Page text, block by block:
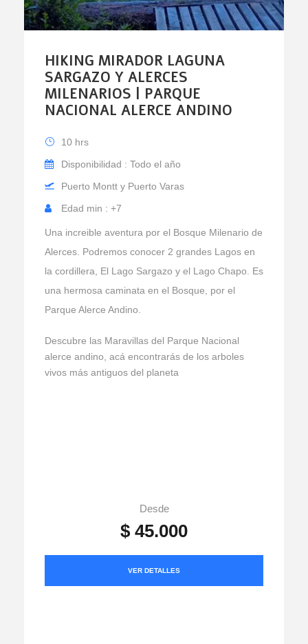
HIKING MIRADOR LAGUNA
SARGAZO Y ALERCES
MILENARIOS | PARQUE
NACIONAL ALERCE ANDINO
10 hrs
Disponibilidad : Todo el año
Puerto Montt y Puerto Varas
Edad min : +7
Una increible aventura por el Bosque Milenario de
Alerces. Podremos conocer 2 grandes Lagos en
la cordillera, El Lago Sargazo y el Lago Chapo. Es
una hermosa caminata en el Bosque, por el
Parque Alerce Andino.
Descubre las Maravillas del Parque Nacional
alerce andino, acá encontrarás de los arboles
vivos más antiguos del planeta
Desde
$ 45.000
VER DETALLES